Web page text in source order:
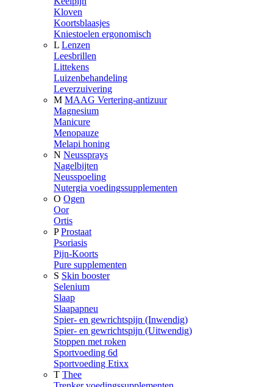
Kloven
Koortsblaasjes
Kniestoelen ergonomisch
L Lenzen
Leesbrillen
Littekens
Luizenbehandeling
Leverzuivering
M MAAG Vertering-antizuur
Magnesium
Manicure
Menopauze
Melapi honing
N Neussprays
Nagelbijten
Neusspoeling
Nutergia voedingssupplementen
O Ogen
Oor
Ortis
P Prostaat
Psoriasis
Pijn-Koorts
Pure supplementen
S Skin booster
Selenium
Slaap
Slaapapneu
Spier- en gewrichtspijn (Inwendig)
Spier- en gewrichtspijn (Uitwendig)
Stoppen met roken
Sportvoeding 6d
Sportvoeding Etixx
T Thee